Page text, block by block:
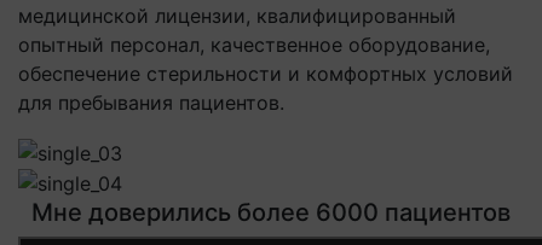
медицинской лицензии, квалифицированный
опытный персонал, качественное оборудование,
обеспечение стерильности и комфортных условий
для пребывания пациентов.
Мне доверились более 6000 пациентов